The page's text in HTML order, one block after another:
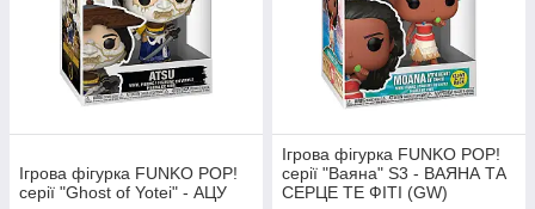
Ігрова фігурка FUNKO POP!
серії "Ghost of Yotei" - АЦУ
Ігрова фігурка FUNKO POP!
серії "Ваяна" S3 - ВАЯНА ТА
СЕРЦЕ ТЕ ФІТІ (GW)